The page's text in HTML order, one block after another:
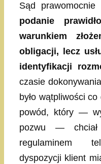
Sąd prawomocnie
podanie
warunkiem
obligacji, lecz
identyfikacji
czasie
było wątpliwości
powód, który —
pozwu —
regulaminem
dyspozycji klient